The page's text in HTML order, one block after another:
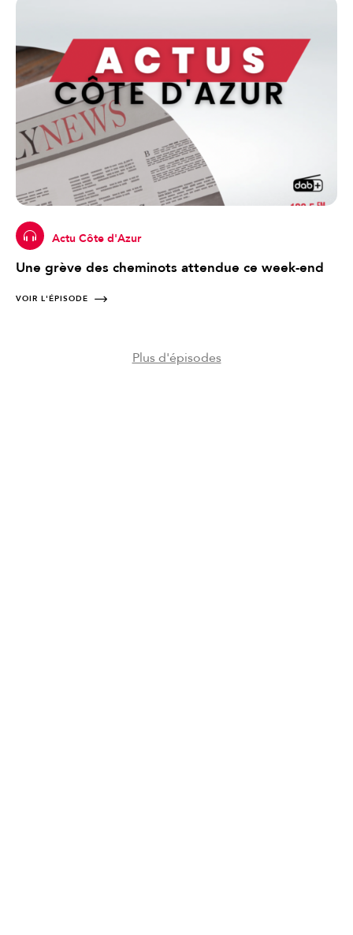
Actu Côte d'Azur
Une grève des cheminots attendue ce week-end
VOIR L'ÉPISODE
Plus d'épisodes